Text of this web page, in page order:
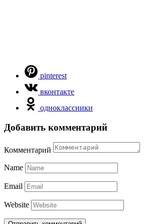
pinterest
вконтакте
одноклассники
Добавить комментарий
Комментарий
Name
Email
Website